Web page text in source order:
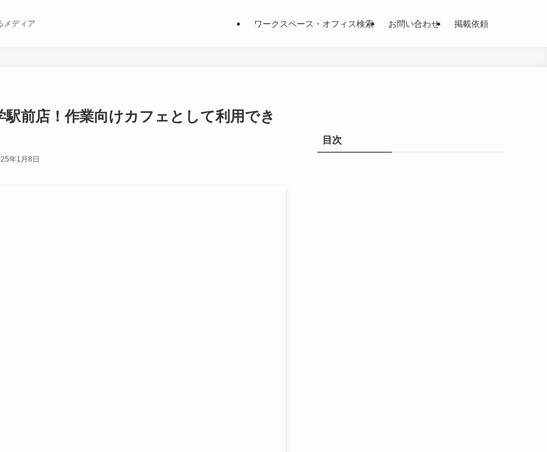
メディア ワークスペース・オフィス検索 お問い合わせ 掲載依頼
前店！作業向けカフェとして利用でき
年1月8日
目次